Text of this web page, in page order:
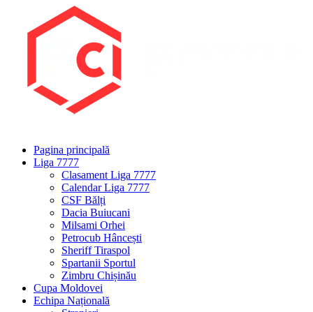
Pagina principală
Liga 7777
Clasament Liga 7777
Calendar Liga 7777
CSF Bălți
Dacia Buiucani
Milsami Orhei
Petrocub Hâncești
Sheriff Tiraspol
Spartanii Sportul
Zimbru Chișinău
Cupa Moldovei
Echipa Națională